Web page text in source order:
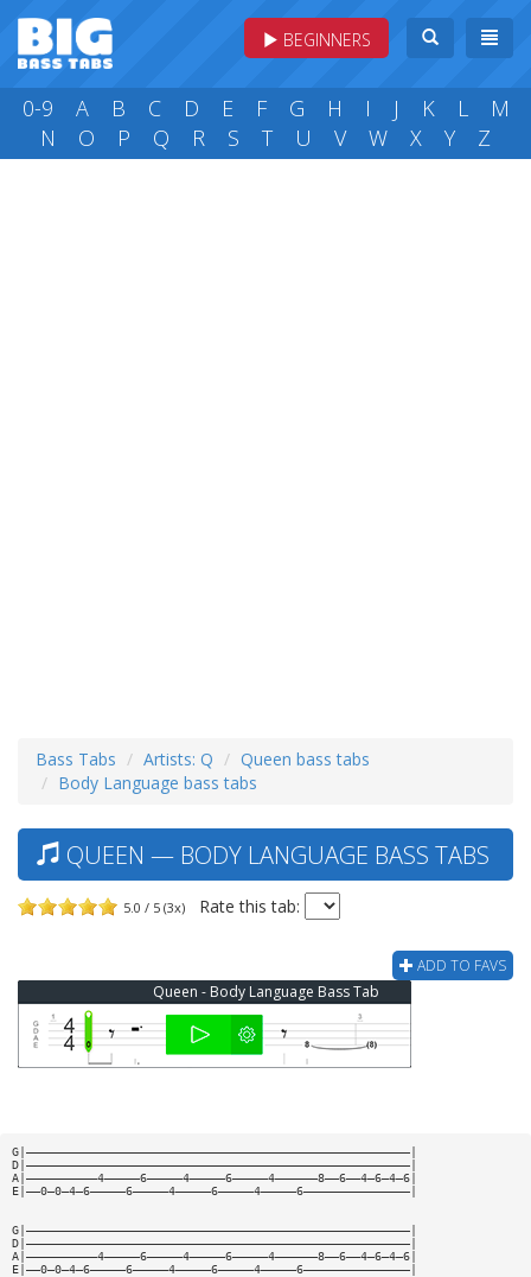
BEGINNERS
0-9 A B C D E F G H I J K L
M
N
O P Q R S T U V W X Y Z
Bass Tabs Artists: Q
Queen bass tabs
Body Language bass tabs
QUEEN — BODY LANGUAGE BASS TABS
5.0 / 5 (3x) Rate this tab:
ADD TO FAVS
Queen - Body Language Bass Tab
G|——————————————————————————————————————————————————————|
D|——————————————————————————————————————————————————————|
A|——————————4—————6—————4—————6—————4——————8——6——4—6—4—6|
E|——0—0—4—6—————6—————4—————6—————4—————6———————————————|
G|——————————————————————————————————————————————————————|
D|——————————————————————————————————————————————————————|
A|——————————4—————6—————4—————6—————4——————8——6——4—6—4—6|
E|——0—0—4—6—————6—————4—————6—————4—————6———————————————|